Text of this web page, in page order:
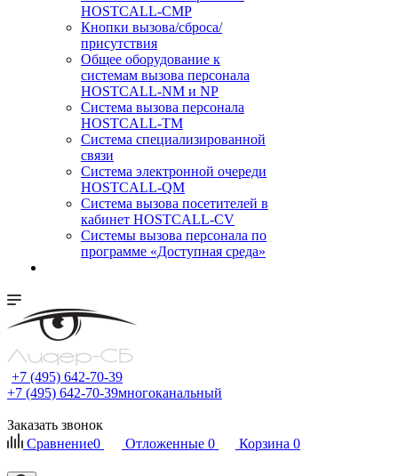
HOSTCALL-CMP
Кнопки вызова/сброса/
присутствия
Общее оборудование к
системам вызова персонала
HOSTCALL-NM и NP
Система вызова персонала
HOSTCALL-TM
Система специализированной
связи
Система электронной очереди
HOSTCALL-QM
Cистема вызова посетителей в
кабинет HOSTCALL-CV
Системы вызова персонала по
программе «Доступная среда»
+7 (495) 642-70-39
+7 (495) 642-70-39многоканальный
Заказать звонок
Сравнение0 Отложенные 0 Корзина 0